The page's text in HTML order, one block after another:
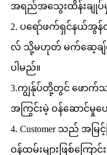
အရည်အသွေးထိန်းချုပ်
2. ပရော်ဖက်ရှင်နယ်အွ
လ် သို့မဟုတ် မက်ဆေ့ချ်ကို
ပါမည်။
3.ကျွန်ုပ်တို့တွင် ဖောက်
အကြွင်းမဲ့ ဝန်ဆောင်မှု
4. Customer သည် အမြ
ဝန်ထမ်းများဖြစ်ကြေ